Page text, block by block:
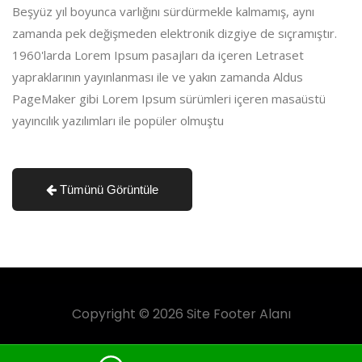
Beşyüz yıl boyunca varlığını sürdürmekle kalmamış, aynı
zamanda pek değişmeden elektronik dizgiye de sıçramıştır.
1960'larda Lorem Ipsum pasajları da içeren Letraset
yapraklarının yayınlanması ile ve yakın zamanda Aldus
PageMaker gibi Lorem Ipsum sürümleri içeren masaüstü
yayıncılık yazılımları ile popüler olmuştu
Tümünü Görüntüle
Copyright © 2026 Site Footer Alanı